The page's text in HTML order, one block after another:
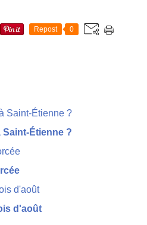
Repost 0
Étienne ?
d'août